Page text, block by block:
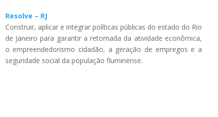
Resolve – RJ
Construir, aplicar e integrar políticas públicas do estado do Rio
de Janeiro para garantir a retomada da atividade econômica,
o empreendedorismo cidadão, a geração de empregos e a
seguridade social da população fluminense.